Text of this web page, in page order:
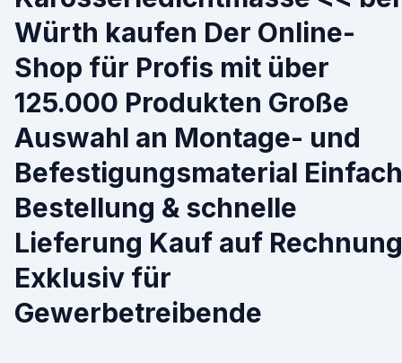
Würth kaufen Der Online-
Shop für Profis mit über
125.000 Produkten Große
Auswahl an Montage- und
Befestigungsmaterial
Bestellung & schnelle
Lieferung Kauf auf Rechnung
Exklusiv für
Gewerbetreibende